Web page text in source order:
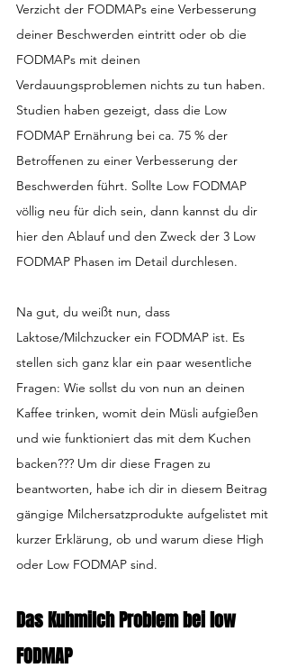
Verzicht der FODMAPs eine Verbesserung
deiner Beschwerden eintritt oder ob die
FODMAPs mit deinen
Verdauungsproblemen nichts zu tun haben.
Studien haben gezeigt, dass die Low
FODMAP Ernährung bei ca. 75 % der
Betroffenen zu einer Verbesserung der
Beschwerden führt. Sollte Low FODMAP
völlig neu für dich sein, dann kannst du dir
hier den Ablauf und den Zweck der 3 Low
FODMAP Phasen im Detail durchlesen.
Na gut, du weißt nun, dass
Laktose/Milchzucker ein FODMAP ist. Es
stellen sich ganz klar ein paar wesentliche
Fragen: Wie sollst du von nun an deinen
Kaffee trinken, womit dein Müsli aufgießen
und wie funktioniert das mit dem Kuchen
backen??? Um dir diese Fragen zu
beantworten, habe ich dir in diesem Beitrag
gängige Milchersatzprodukte aufgelistet mit
kurzer Erklärung, ob und warum diese High
oder Low FODMAP sind.
Das Kuhmilch Problem bei low
FODMAP